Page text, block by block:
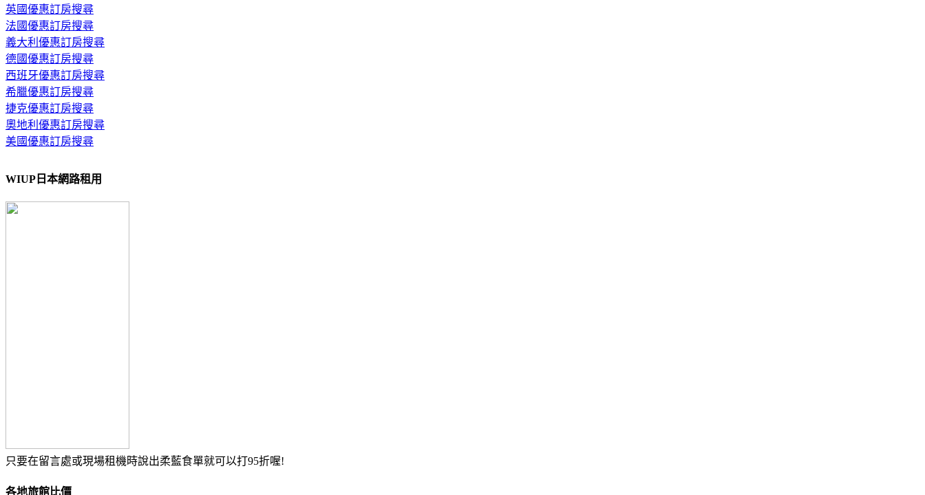
英國優惠訂房搜尋
法國優惠訂房搜尋
義大利優惠訂房搜尋
德國優惠訂房搜尋
西班牙優惠訂房搜尋
希臘優惠訂房搜尋
捷克優惠訂房搜尋
奧地利優惠訂房搜尋
美國優惠訂房搜尋
WIUP日本網路租用
只要在留言處或現場租機時說出柔藍食單就可以打95折喔!
各地旅館比價